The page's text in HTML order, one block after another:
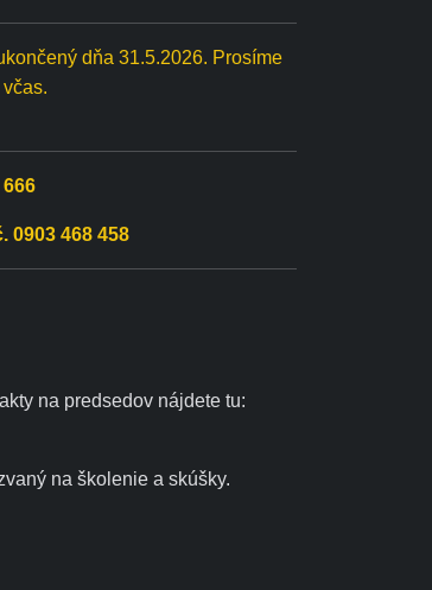
dňa 31.5.2026. Prosíme
666
0903 468 458
na predsedov nájdete tu:
na školenie a skúšky.